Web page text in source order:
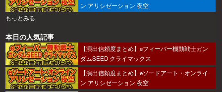
ン アリシゼーション 夜空
もっとみる
本日の人気記事
【演出信頼度まとめ】eフィーバー機動戦士ガン
ダムSEED クライマックス
【演出信頼度まとめ】eソードアート・オンライ
ン アリシゼーション 夜空